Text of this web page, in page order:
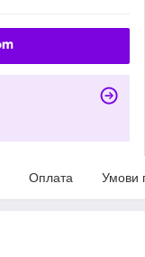
Оплата Умови